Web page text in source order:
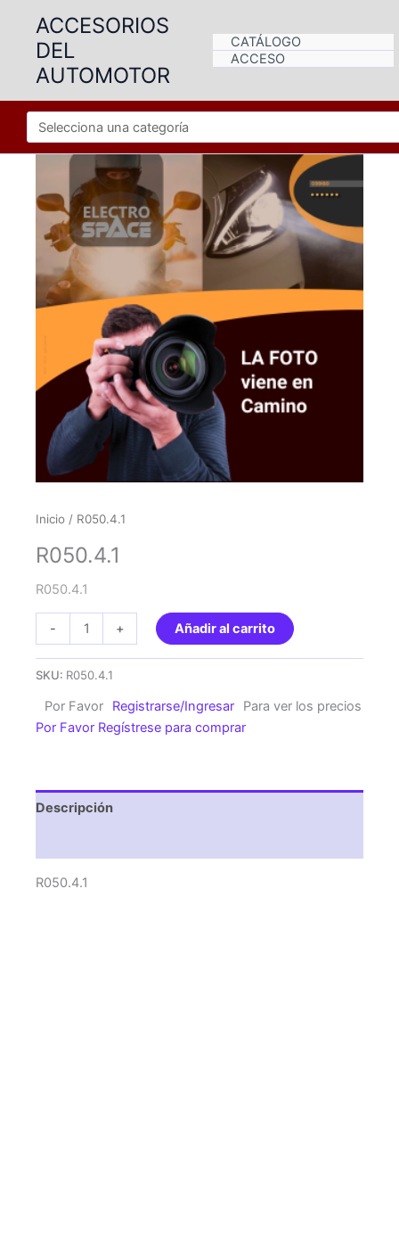
contenido
ACCESORIOS
DEL
AUTOMOTOR
CATÁLOGO
ACCESO
Inicio / R050.4.1
R050.4.1
R050.4.1
-
R050.4.1
cantidad
+ Añadir al carrito
SKU: R050.4.1
Por Favor Registrarse/Ingresar
Para ver los precios
Por Favor Regístrese para comprar
Descripción
R050.4.1